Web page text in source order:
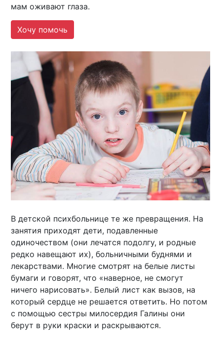
мам оживают глаза.
Хочу помочь
В детской психбольнице те же превращения. На
занятия приходят дети, подавленные
одиночеством (они лечатся подолгу, и родные
редко навещают их), больничными буднями и
лекарствами. Многие смотрят на белые листы
бумаги и говорят, что «наверное, не смогут
ничего нарисовать». Белый лист как вызов, на
который сердце не решается ответить. Но потом
с помощью сестры милосердия Галины они
берут в руки краски и раскрываются.